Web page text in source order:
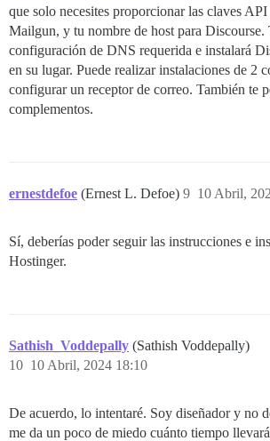
que solo necesites proporcionar las claves
Mailgun, y tu nombre de host para Discourse.
configuración de DNS requerida e instalará
en su lugar. Puede realizar instalaciones de 2
configurar un receptor de correo. También te
complementos.
ernestdefoe (Ernest L. Defoe) 10 Abril,
9
Sí, deberías poder seguir las instrucciones e
Hostinger.
Sathish_Voddepally (Sathish Voddepally)
10 Abril, 2024 18:10
10
De acuerdo, lo intentaré. Soy diseñador y no
me da un poco de miedo cuánto tiempo